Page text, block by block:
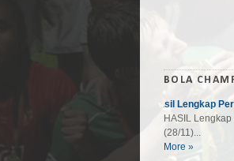
BOLA
Hasil Lengkap
HASIL
(28/11)...
More »